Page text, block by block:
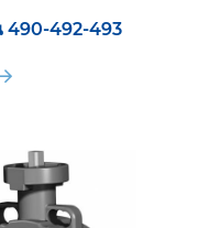
490-492-493